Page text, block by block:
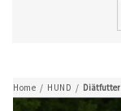
Home / HUND / Diätfutter